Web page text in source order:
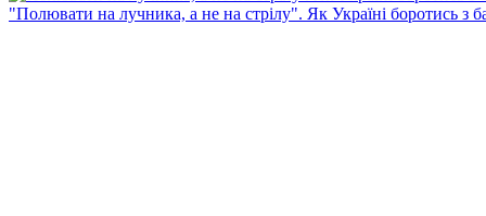
"Полювати на лучника, а не на стрілу". Як Україні боротись з